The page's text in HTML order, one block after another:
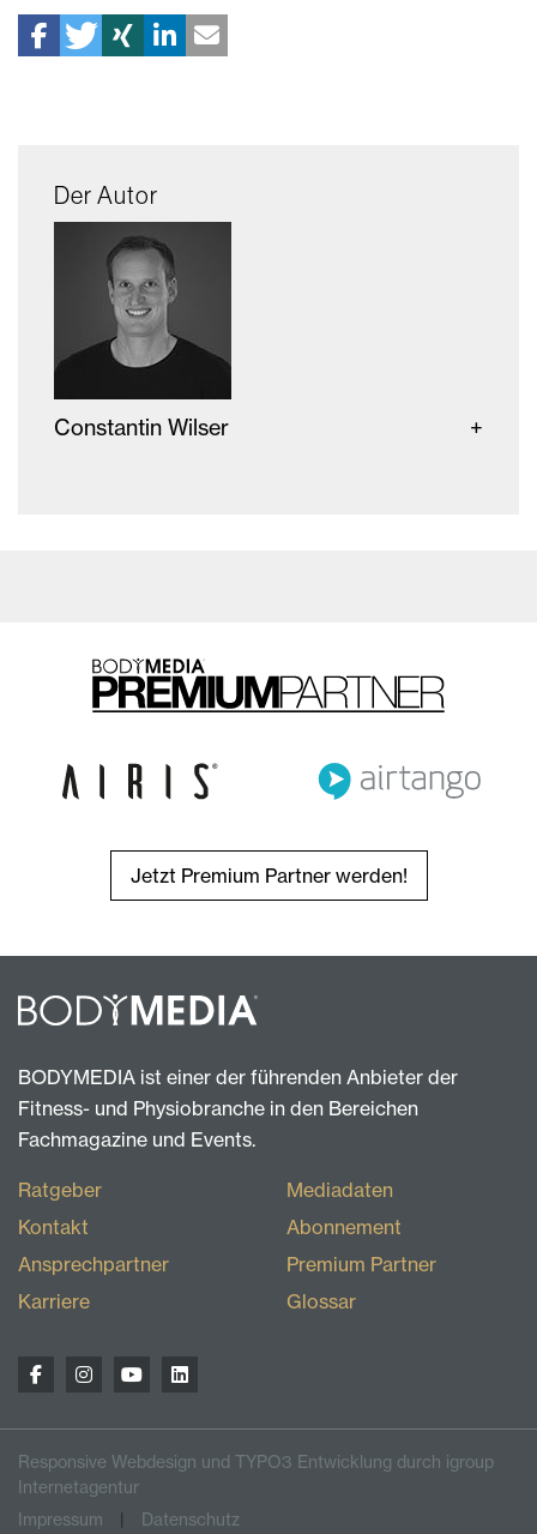
Der Autor
Constantin Wilser
Jetzt Premium Partner werden!
BODYMEDIA ist einer der führenden Anbieter der
Fitness- und Physiobranche in den Bereichen
Fachmagazine und Events.
Ratgeber
Kontakt
Ansprechpartner
Karriere
Mediadaten
Abonnement
Premium Partner
Glossar
Responsive Webdesign und TYPO3 Entwicklung durch igroup
Internetagentur
Impressum
Datenschutz